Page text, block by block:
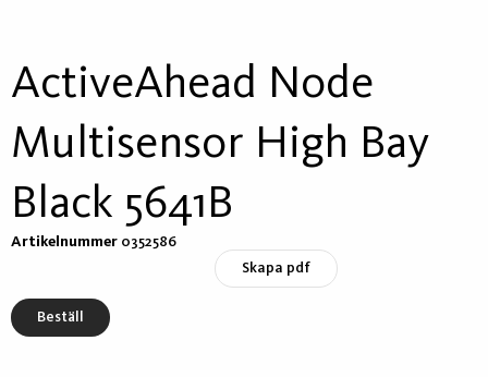
ActiveAhead Node
Multisensor High Bay
Black 5641B
Artikelnummer 0352586
Skapa pdf
Beställ